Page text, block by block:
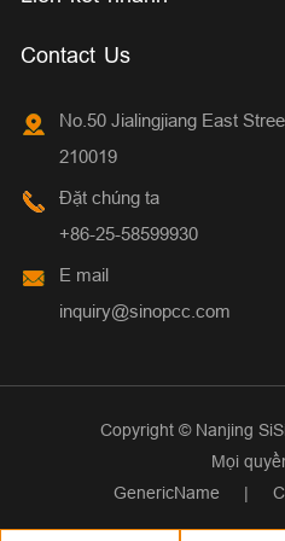
Contact Us
No.50 Jialingjiang East
210019
Đặt chúng ta
+86-25-58599930
E mail
inquiry@sinopcc.com
Copyright © Nanjing
Mọi
GenericName
|